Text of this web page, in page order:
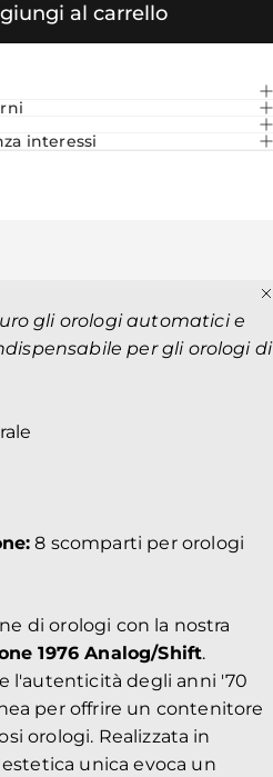
al carrello
interessi
gli orologi automatici e
per gli orologi di
8 scomparti per orologi
di orologi con la nostra
1976 Analog/Shift.
l'autenticità degli anni '70
per offrire un contenitore
orologi. Realizzata in
estetica unica evoca un